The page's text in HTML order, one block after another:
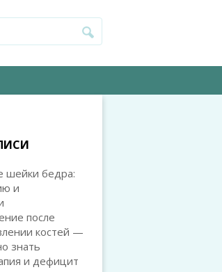
шейки бедра:
и
после
костей —
знать
и дефицит